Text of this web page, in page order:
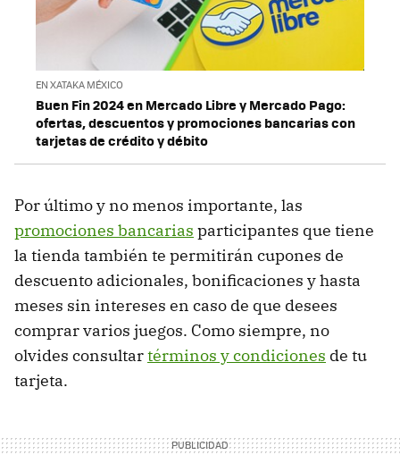
EN XATAKA MÉXICO
Buen Fin 2024 en Mercado Libre y Mercado Pago:
ofertas, descuentos y promociones bancarias con
tarjetas de crédito y débito
Por último y no menos importante, las
promociones bancarias participantes que tiene
la tienda también te permitirán cupones de
descuento adicionales, bonificaciones y hasta
meses sin intereses en caso de que desees
comprar varios juegos. Como siempre, no
olvides consultartérminos y condiciones de tu
tarjeta.